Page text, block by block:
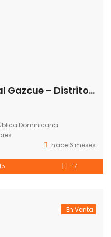
Venta Local Comercial Gazcue – Distrito Nacional
Dominicana
hace 6 meses
15 17
En Venta